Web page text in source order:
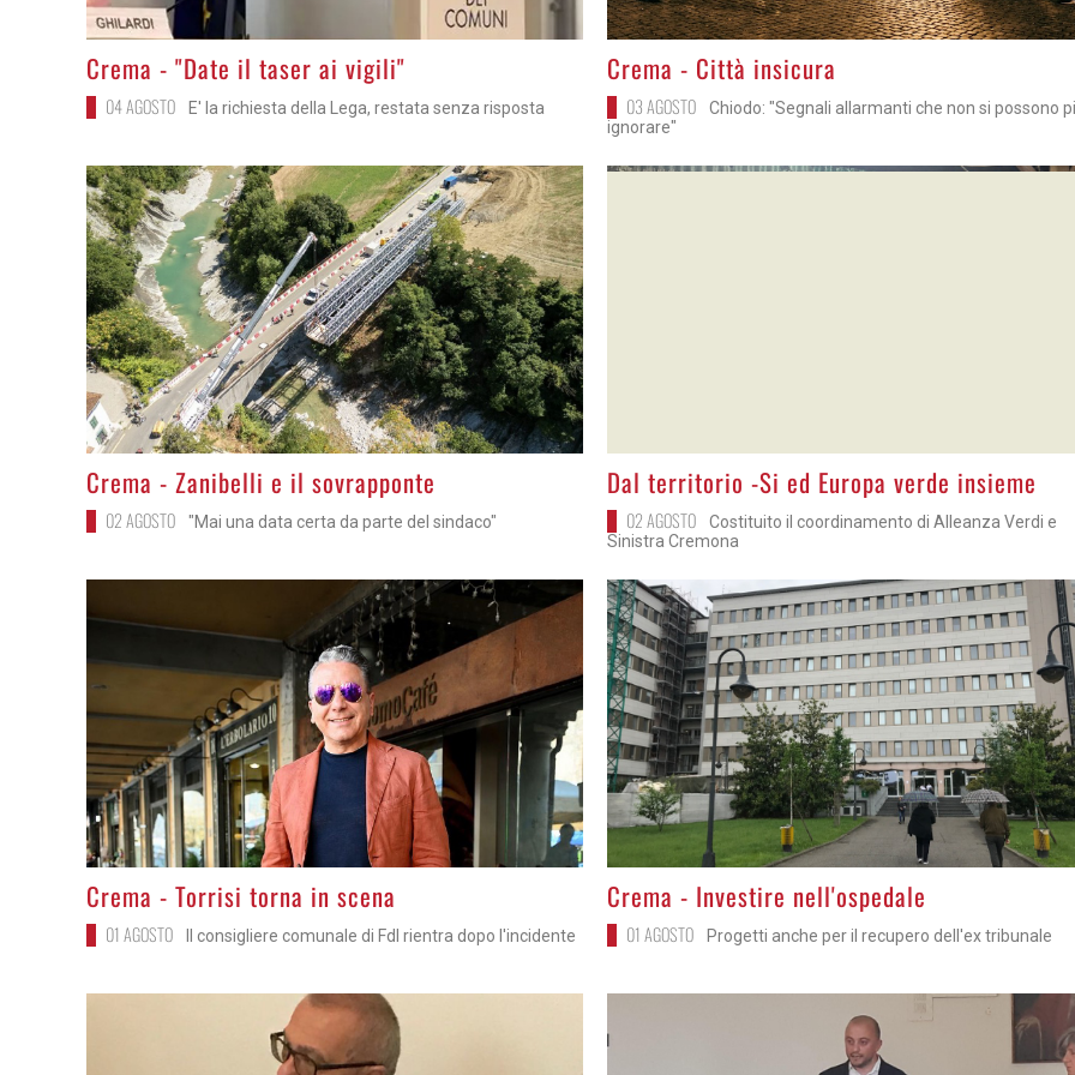
>
Crema - "Date il taser ai vigili"
04 AGOSTO E' la richiesta della Lega, restata senza risposta
>
Crema - Città insicura
03 AGOSTO
Chiodo: "Segnali allarmanti che non si possono
ignorare"
>
Crema - Zanibelli e il sovrapponte
02 AGOSTO "Mai una data certa da parte del sindaco"
>
Dal territorio -Si ed Europa verde insieme
02 AGOSTO
Costituito il coordinamento di Alleanza Verdi e
Sinistra Cremona
>
Crema - Torrisi torna in scena
01 AGOSTO Il consigliere comunale di FdI rientra dopo l'incidente
>
Crema - Investire nell'ospedale
01 AGOSTO Progetti anche per il recupero dell'ex tribunale